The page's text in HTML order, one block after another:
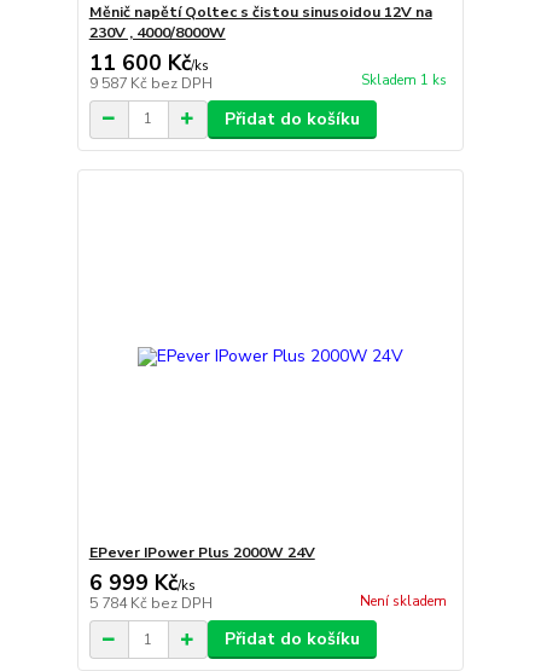
Měnič napětí Qoltec s čistou sinusoidou 12V na
230V , 4000/8000W
11 600 Kč/ks
9 587 Kč bez DPH Skladem 1 ks
Přidat do košíku
EPever IPower Plus 2000W 24V
6 999 Kč/ks
5 784 Kč bez DPH Není skladem
Přidat do košíku